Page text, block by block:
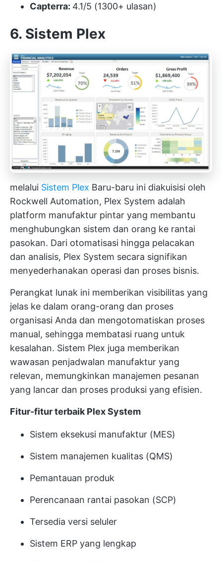
Capterra: 4.1/5 (1300+ ulasan)
6. Sistem Plex
melalui Sistem Plex Baru-baru ini diakuisisi oleh
Rockwell Automation, Plex System adalah
platform manufaktur pintar yang membantu
menghubungkan sistem dan orang ke rantai
pasokan. Dari otomatisasi hingga pelacakan
dan analisis, Plex System secara signifikan
menyederhanakan operasi dan proses bisnis.
Perangkat lunak ini memberikan visibilitas yang
jelas ke dalam orang-orang dan proses
organisasi Anda dan mengotomatiskan proses
manual, sehingga membatasi ruang untuk
kesalahan. Sistem Plex juga memberikan
wawasan penjadwalan manufaktur yang
relevan, memungkinkan manajemen pesanan
yang lancar dan proses produksi yang efisien.
Fitur-fitur terbaik Plex System
Sistem eksekusi manufaktur (MES)
Sistem manajemen kualitas (QMS)
Pemantauan produk
Perencanaan rantai pasokan (SCP)
Tersedia versi seluler
Sistem ERP yang lengkap